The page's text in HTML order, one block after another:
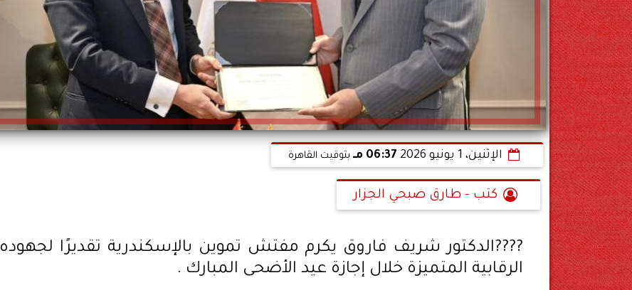
الإثنين، 1 يونيو 2026 06:37 مـ بتوقيت القاهرة
كتب - طارق صبحي الجزار
????الدكتور شريف فاروق يكرم مفتش تموين بالإسكندرية تقديرًا لجهوده
الرقابية المتميزة خلال إجازة عيد الأضحى المبارك .